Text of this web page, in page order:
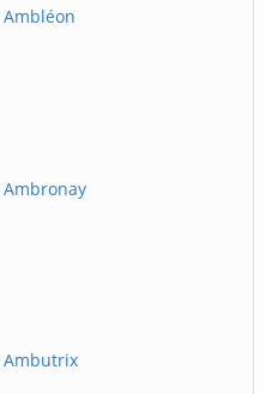
Ambutrix